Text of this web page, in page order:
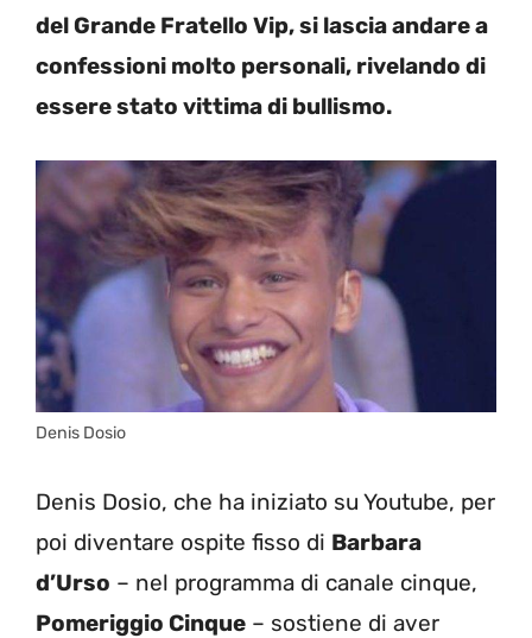
del Grande Fratello Vip, si lascia andare a
confessioni molto personali, rivelando di
essere stato vittima di bullismo.
Denis Dosio
Denis Dosio, che ha iniziato su Youtube, per
poi diventare ospite fisso di Barbara
d’Urso – nel programma di canale cinque,
Pomeriggio Cinque – sostiene di aver